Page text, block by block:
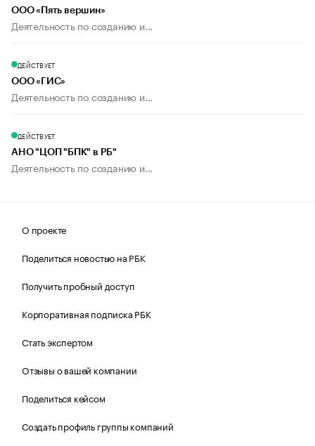
ООО «Пять вершин»
Деятельность по созданию и...
ДЕЙСТВУЕТ
ООО «ГИС»
Деятельность по созданию и...
ДЕЙСТВУЕТ
АНО "ЦОП "БПК" в РБ"
Деятельность по созданию и...
О проекте
Поделиться новостью на РБК
Получить пробный доступ
Корпоративная подписка РБК
Стать экспертом
Отзывы о вашей компании
Поделиться кейсом
Создать профиль группы компаний